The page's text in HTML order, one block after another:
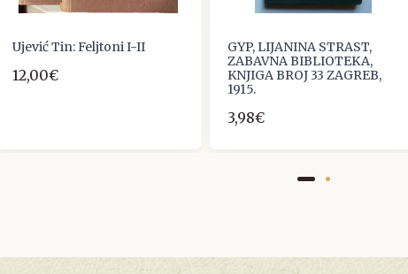
Ujević Tin: Feljtoni I-II
12,00€
GYP, LIJANINA STRAST,
ZABAVNA BIBLIOTEKA,
KNJIGA BROJ 33 ZAGREB,
1915.
3,98€